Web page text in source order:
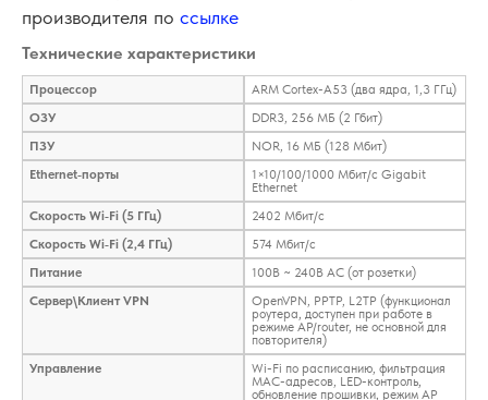
производителя по ссылке
Технические характеристики
Процессор
ARM Cortex-A53 (два ядра‚ 1‚3 ГГц)
ОЗУ
DDR3‚ 256 МБ (2 Гбит)
ПЗУ
NOR‚ 16 МБ (128 Мбит)
Ethernet‑порты
1×10/100/1000 Мбит/с Gigabit
Ethernet
Скорость Wi‑Fi (5 ГГц)
2402 Мбит/с
Скорость Wi‑Fi (2,4 ГГц)
574 Мбит/с
Питание
100В ~ 240В AC (от розетки)
Сервер\Клиент VPN
OpenVPN‚ PPTP‚ L2TP (функционал
роутера, доступен при работе в
режиме AP/router, не основной для
повторителя)
Управление
Wi-Fi по расписанию‚ фильтрация
MAC-адресов‚ LED-контроль,
обновление прошивки, режим AP